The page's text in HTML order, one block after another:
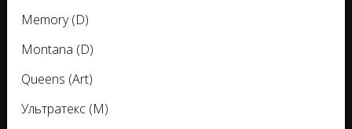
Memory (D)
Montana (D)
Queens (Art)
Ультратекс (M)